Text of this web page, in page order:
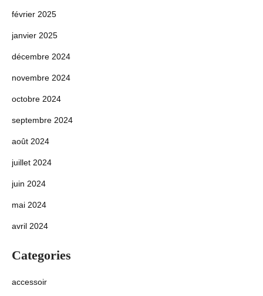
février 2025
janvier 2025
décembre 2024
novembre 2024
octobre 2024
septembre 2024
août 2024
juillet 2024
juin 2024
mai 2024
avril 2024
Categories
accessoir